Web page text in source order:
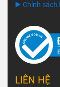
▶️ Chính sách
LIÊN HỆ